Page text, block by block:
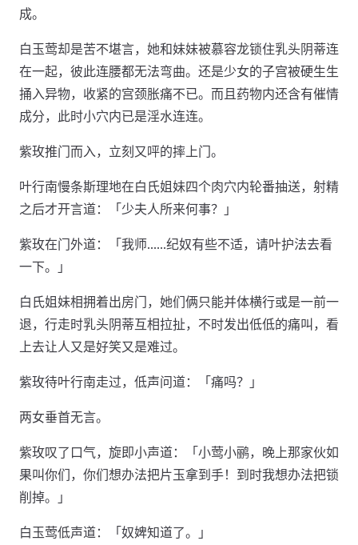
成。
白玉莺却是苦不堪言，她和妹妹被慕容龙锁住乳头阴蒂连
在一起，彼此连腰都无法弯曲。还是少女的子宫被硬生生
捅入异物，收紧的宫颈胀痛不已。而且药物内还含有催情
成分，此时小穴内已是淫水连连。
紫玫推门而入，立刻又呯的摔上门。
叶行南慢条斯理地在白氏姐妹四个肉穴内轮番抽送，射精
之后才开言道：「少夫人所来何事？」
紫玫在门外道：「我师……纪奴有些不适，请叶护法去看
一下。」
白氏姐妹相拥着出房门，她们俩只能并体横行或是一前一
退，行走时乳头阴蒂互相拉扯，不时发出低低的痛叫，看
上去让人又是好笑又是难过。
紫玫待叶行南走过，低声问道：「痛吗？」
两女垂首无言。
紫玫叹了口气，旋即小声道：「小莺小鹂，晚上那家伙如
果叫你们，你们想办法把片玉拿到手！到时我想办法把锁
削掉。」
白玉莺低声道：「奴婢知道了。」